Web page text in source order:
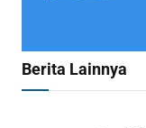
Berita Lainnya